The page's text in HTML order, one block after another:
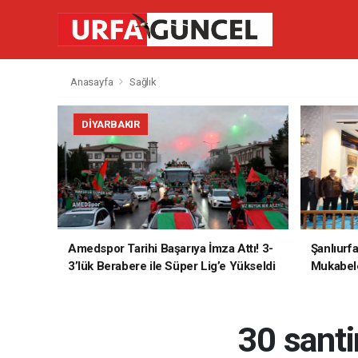
Anasayfa Sağlık
DIYARBAKIR
Amedspor Tarihi Başarıya İmza Attı! 3-
3’lük Berabere ile Süper Lig’e Yükseldi
30